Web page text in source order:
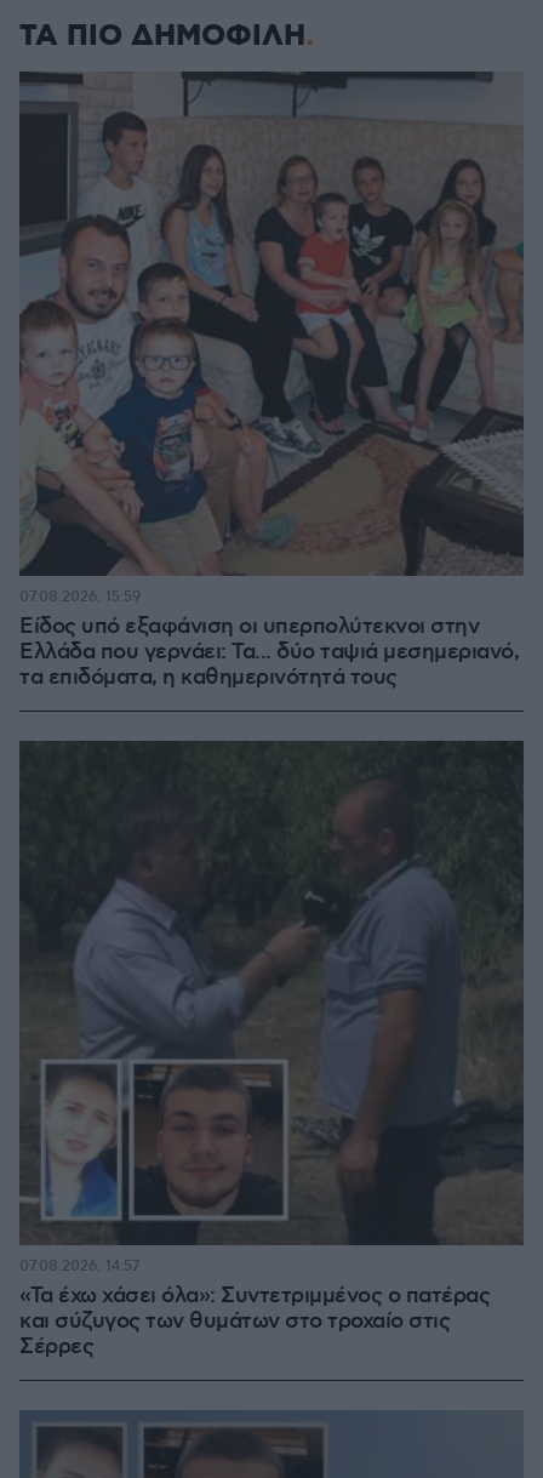
ΤΑ ΠΙΟ ΔΗΜΟΦΙΛΗ
Είδος υπό εξαφάνιση οι υπερπολύτεκνοι στην
Ελλάδα που γερνάει: Τα... δύο ταψιά μεσημεριανό,
τα επιδόματα, η καθημερινότητά τους
07.08.2026, 15:59
«Τα έχω χάσει όλα»: Συντετριμμένος ο πατέρας
και σύζυγος των θυμάτων στο τροχαίο στις
Σέρρες
07.08.2026, 14:57